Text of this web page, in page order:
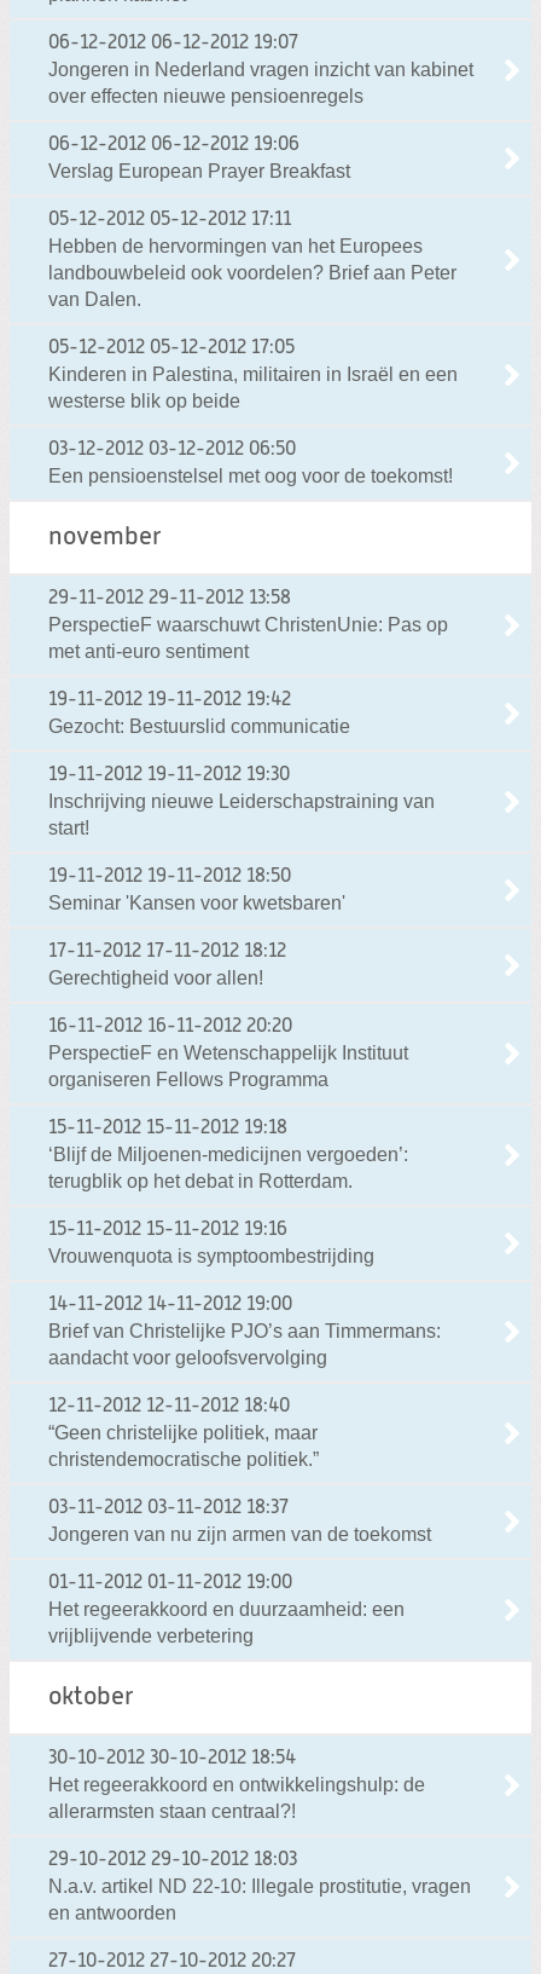
06-12-2012 06-12-2012 19:07
Jongeren in Nederland vragen inzicht van kabinet
over effecten nieuwe pensioenregels
06-12-2012 06-12-2012 19:06
Verslag European Prayer Breakfast
05-12-2012 05-12-2012 17:11
Hebben de hervormingen van het Europees
landbouwbeleid ook voordelen? Brief aan Peter
van Dalen.
05-12-2012 05-12-2012 17:05
Kinderen in Palestina, militairen in Israël en een
westerse blik op beide
03-12-2012 03-12-2012 06:50
Een pensioenstelsel met oog voor de toekomst!
november
29-11-2012 29-11-2012 13:58
PerspectieF waarschuwt ChristenUnie: Pas op
met anti-euro sentiment
19-11-2012 19-11-2012 19:42
Gezocht: Bestuurslid communicatie
19-11-2012 19-11-2012 19:30
Inschrijving nieuwe Leiderschapstraining van
start!
19-11-2012 19-11-2012 18:50
Seminar 'Kansen voor kwetsbaren'
17-11-2012 17-11-2012 18:12
Gerechtigheid voor allen!
16-11-2012 16-11-2012 20:20
PerspectieF en Wetenschappelijk Instituut
organiseren Fellows Programma
15-11-2012 15-11-2012 19:18
‘Blijf de Miljoenen-medicijnen vergoeden’:
terugblik op het debat in Rotterdam.
15-11-2012 15-11-2012 19:16
Vrouwenquota is symptoombestrijding
14-11-2012 14-11-2012 19:00
Brief van Christelijke PJO’s aan Timmermans:
aandacht voor geloofsvervolging
12-11-2012 12-11-2012 18:40
“Geen christelijke politiek, maar
christendemocratische politiek.”
03-11-2012 03-11-2012 18:37
Jongeren van nu zijn armen van de toekomst
01-11-2012 01-11-2012 19:00
Het regeerakkoord en duurzaamheid: een
vrijblijvende verbetering
oktober
30-10-2012 30-10-2012 18:54
Het regeerakkoord en ontwikkelingshulp: de
allerarmsten staan centraal?!
29-10-2012 29-10-2012 18:03
N.a.v. artikel ND 22-10: Illegale prostitutie, vragen
en antwoorden
27-10-2012 27-10-2012 20:27